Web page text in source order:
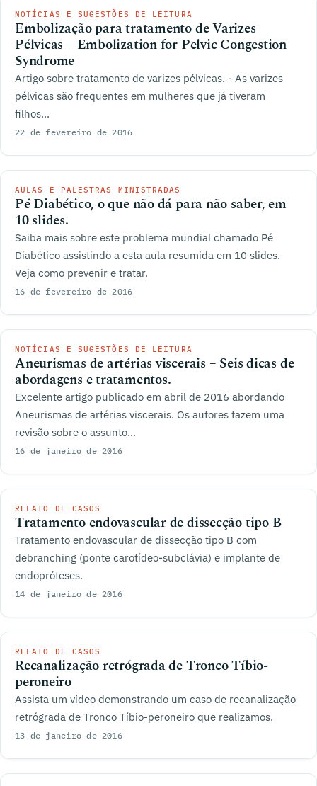
NOTÍCIAS E SUGESTÕES DE LEITURA
Embolização para tratamento de Varizes
Pélvicas – Embolization for Pelvic Congestion
Syndrome
Artigo sobre tratamento de varizes pélvicas. - As varizes
pélvicas são frequentes em mulheres que já tiveram
filhos...
22 de fevereiro de 2016
AULAS E PALESTRAS MINISTRADAS
Pé Diabético, o que não dá para não saber, em
10 slides.
Saiba mais sobre este problema mundial chamado Pé
Diabético assistindo a esta aula resumida em 10 slides.
Veja como prevenir e tratar.
16 de fevereiro de 2016
NOTÍCIAS E SUGESTÕES DE LEITURA
Aneurismas de artérias viscerais – Seis dicas de
abordagens e tratamentos.
Excelente artigo publicado em abril de 2016 abordando
Aneurismas de artérias viscerais. Os autores fazem uma
revisão sobre o assunto...
16 de janeiro de 2016
RELATO DE CASOS
Tratamento endovascular de dissecção tipo B
Tratamento endovascular de dissecção tipo B com
debranching (ponte carotídeo-subclávia) e implante de
endopróteses.
14 de janeiro de 2016
RELATO DE CASOS
Recanalização retrógrada de Tronco Tíbio-
peroneiro
Assista um vídeo demonstrando um caso de recanalização
retrógrada de Tronco Tíbio-peroneiro que realizamos.
13 de janeiro de 2016